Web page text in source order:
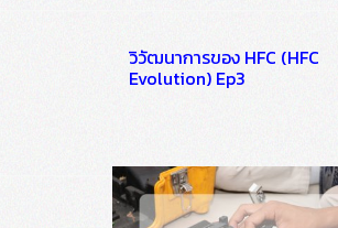
วิวัฒนาการของ HFC (HFC
Evolution) Ep3